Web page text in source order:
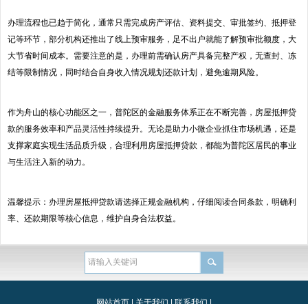
办理流程也已趋于简化，通常只需完成房产评估、资料提交、审批签约、抵押登
记等环节，部分机构还推出了线上预审服务，足不出户就能了解预审批额度，大
大节省时间成本。需要注意的是，办理前需确认房产具备完整产权，无查封、冻
结等限制情况，同时结合自身收入情况规划还款计划，避免逾期风险。
作为舟山的核心功能区之一，普陀区的金融服务体系正在不断完善，房屋抵押贷
款的服务效率和产品灵活性持续提升。无论是助力小微企业抓住市场机遇，还是
支撑家庭实现生活品质升级，合理利用房屋抵押贷款，都能为普陀区居民的事业
与生活注入新的动力。
温馨提示：办理房屋抵押贷款请选择正规金融机构，仔细阅读合同条款，明确利
率、还款期限等核心信息，维护自身合法权益。